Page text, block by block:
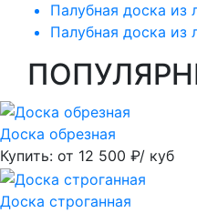
Палубная доска из
Палубная доска из
Доска обрезная
Купить: от 12 500 ₽/ куб
Доска строганная